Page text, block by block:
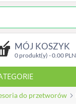
MÓJ KOSZYK
0 produkt(y) -0.00PLN
do przetworów